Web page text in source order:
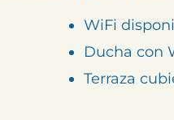
WiFi
Ducha con
Terraza